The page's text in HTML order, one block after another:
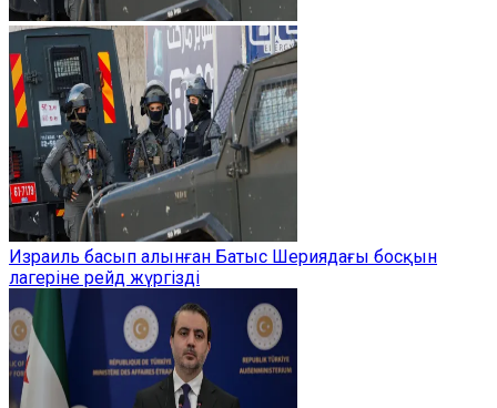
Израиль басып алынған Батыс Шериядағы босқын
лагеріне рейд жүргізді